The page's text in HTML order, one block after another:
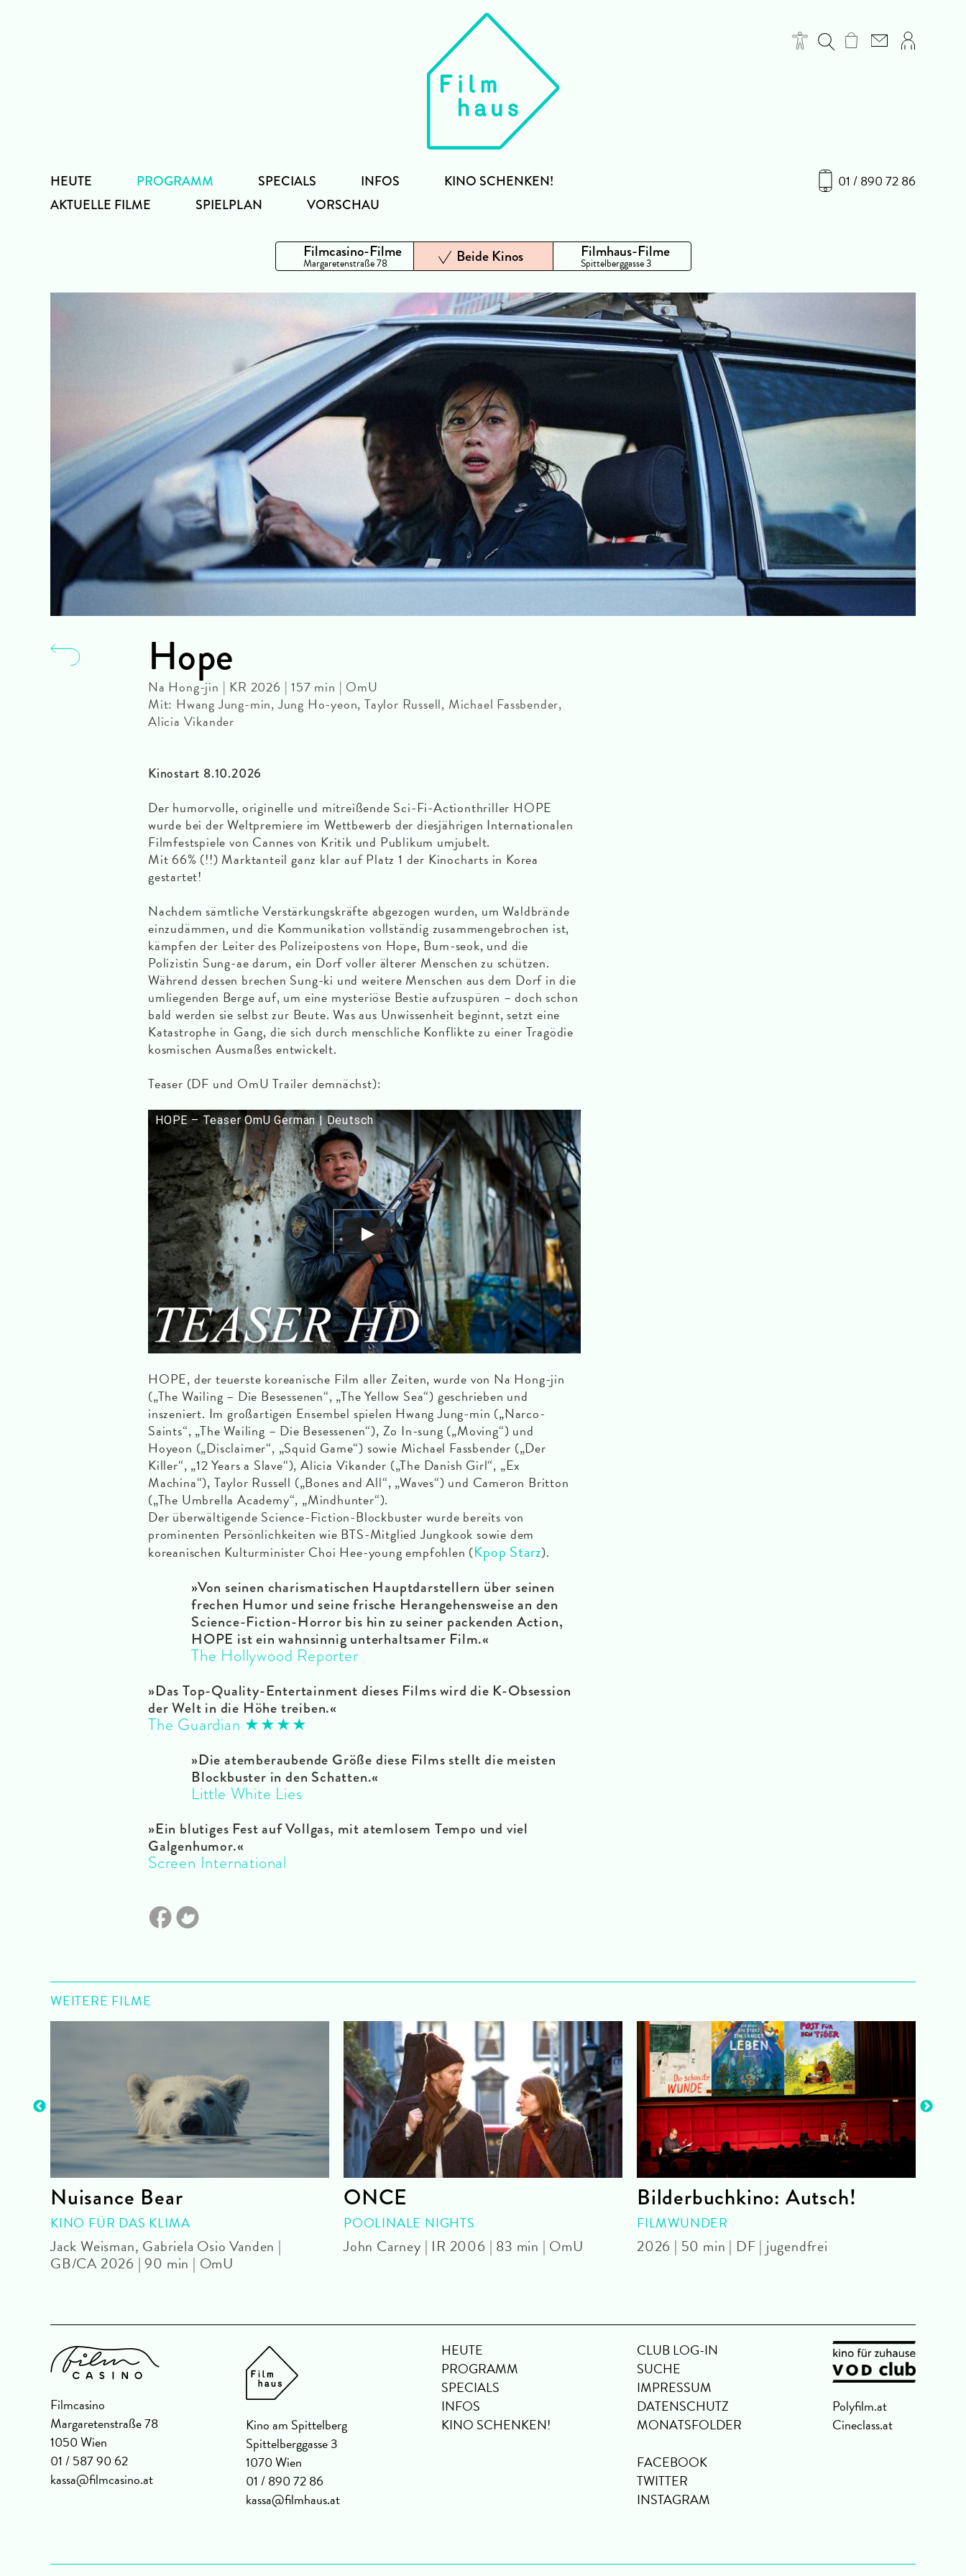
01 / 890 72 86
HEUTE
PROGRAMM
AKTUELLE FILME
SPIELPLAN VORSCHAU
SPECIALS INFOS KINO SCHENKEN!
Filmcasino-Filme
Margaretenstraße 78 Beide Kinos Filmhaus-Filme
Spittelberggasse 3
Hope
Na Hong-jin | KR 2026 | 157 min | OmU
Mit: Hwang Jung-min, Jung Ho-yeon, Taylor Russell, Michael Fassbender,
Alicia Vikander
Kinostart 8.10.2026
Der humorvolle, originelle und mitreißende Sci-Fi-Actionthriller HOPE
wurde bei der Weltpremiere im Wettbewerb der diesjährigen Internationalen
Filmfestspiele von Cannes von Kritik und Publikum umjubelt.
Mit 66% (!!) Marktanteil ganz klar auf Platz 1 der Kinocharts in Korea
gestartet!
Nachdem sämtliche Verstärkungskräfte abgezogen wurden, um Waldbrände
einzudämmen, und die Kommunikation vollständig zusammengebrochen ist,
kämpfen der Leiter des Polizeipostens von Hope, Bum-seok, und die
Polizistin Sung-ae darum, ein Dorf voller älterer Menschen zu schützen.
Während dessen brechen Sung-ki und weitere Menschen aus dem Dorf in die
umliegenden Berge auf, um eine mysteriöse Bestie aufzuspüren – doch schon
bald werden sie selbst zur Beute. Was aus Unwissenheit beginnt, setzt eine
Katastrophe in Gang, die sich durch menschliche Konflikte zu einer Tragödie
kosmischen Ausmaßes entwickelt.
Teaser (DF und OmU Trailer demnächst):
HOPE – Teaser OmU German | Deutsch
HOPE, der teuerste koreanische Film aller Zeiten, wurde von Na Hong-jin
(„The Wailing – Die Besessenen“, „The Yellow Sea“) geschrieben und
inszeniert. Im großartigen Ensembel spielen Hwang Jung-min („Narco-
Saints“, „The Wailing – Die Besessenen“), Zo In-sung („Moving“) und
Hoyeon („Disclaimer“, „Squid Game“) sowie Michael Fassbender („Der
Killer“, „12 Years a Slave“), Alicia Vikander („The Danish Girl“, „Ex
Machina“), Taylor Russell („Bones and All“, „Waves“) und Cameron Britton
(„The Umbrella Academy“, „Mindhunter“).
Der überwältigende Science-Fiction-Blockbuster wurde bereits von
prominenten Persönlichkeiten wie BTS-Mitglied Jungkook sowie dem
koreanischen Kulturminister Choi Hee-young empfohlen (Kpop Starz).
»Von seinen charismatischen Hauptdarstellern über seinen
frechen Humor und seine frische Herangehensweise an den
Science-Fiction-Horror bis hin zu seiner packenden Action,
HOPE ist ein wahnsinnig unterhaltsamer Film.«
The Hollywood Reporter
»Das Top-Quality-Entertainment dieses Films wird die K-Obsession
der Welt in die Höhe treiben.«
The Guardian ★★★★
»Die atemberaubende Größe diese Films stellt die meisten
Blockbuster in den Schatten.«
Little White Lies
»Ein blutiges Fest auf Vollgas, mit atemlosem Tempo und viel
Galgenhumor.«
Screen International
WEITERE FILME
Nuisance Bear
KINO FÜR DAS KLIMA
Jack Weisman, Gabriela Osio Vanden |
GB/CA 2026 | 90 min | OmU
ONCE
POOLINALE NIGHTS
John Carney | IR 2006 | 83 min | OmU
Bilderbuchkino: Autsch!
FILMWUNDER
2026 | 50 min | DF | jugendfrei
Filmcasino
Margaretenstraße 78
1050 Wien
01 / 587 90 62
kassa@filmcasino.at
Kino am Spittelberg
Spittelberggasse 3
1070 Wien
01 / 890 72 86
kassa@filmhaus.at
HEUTE
PROGRAMM
SPECIALS
INFOS
KINO SCHENKEN!
CLUB LOG-IN
SUCHE
IMPRESSUM
DATENSCHUTZ
MONATSFOLDER
FACEBOOK
TWITTER
INSTAGRAM
Polyfilm.at
Cineclass.at